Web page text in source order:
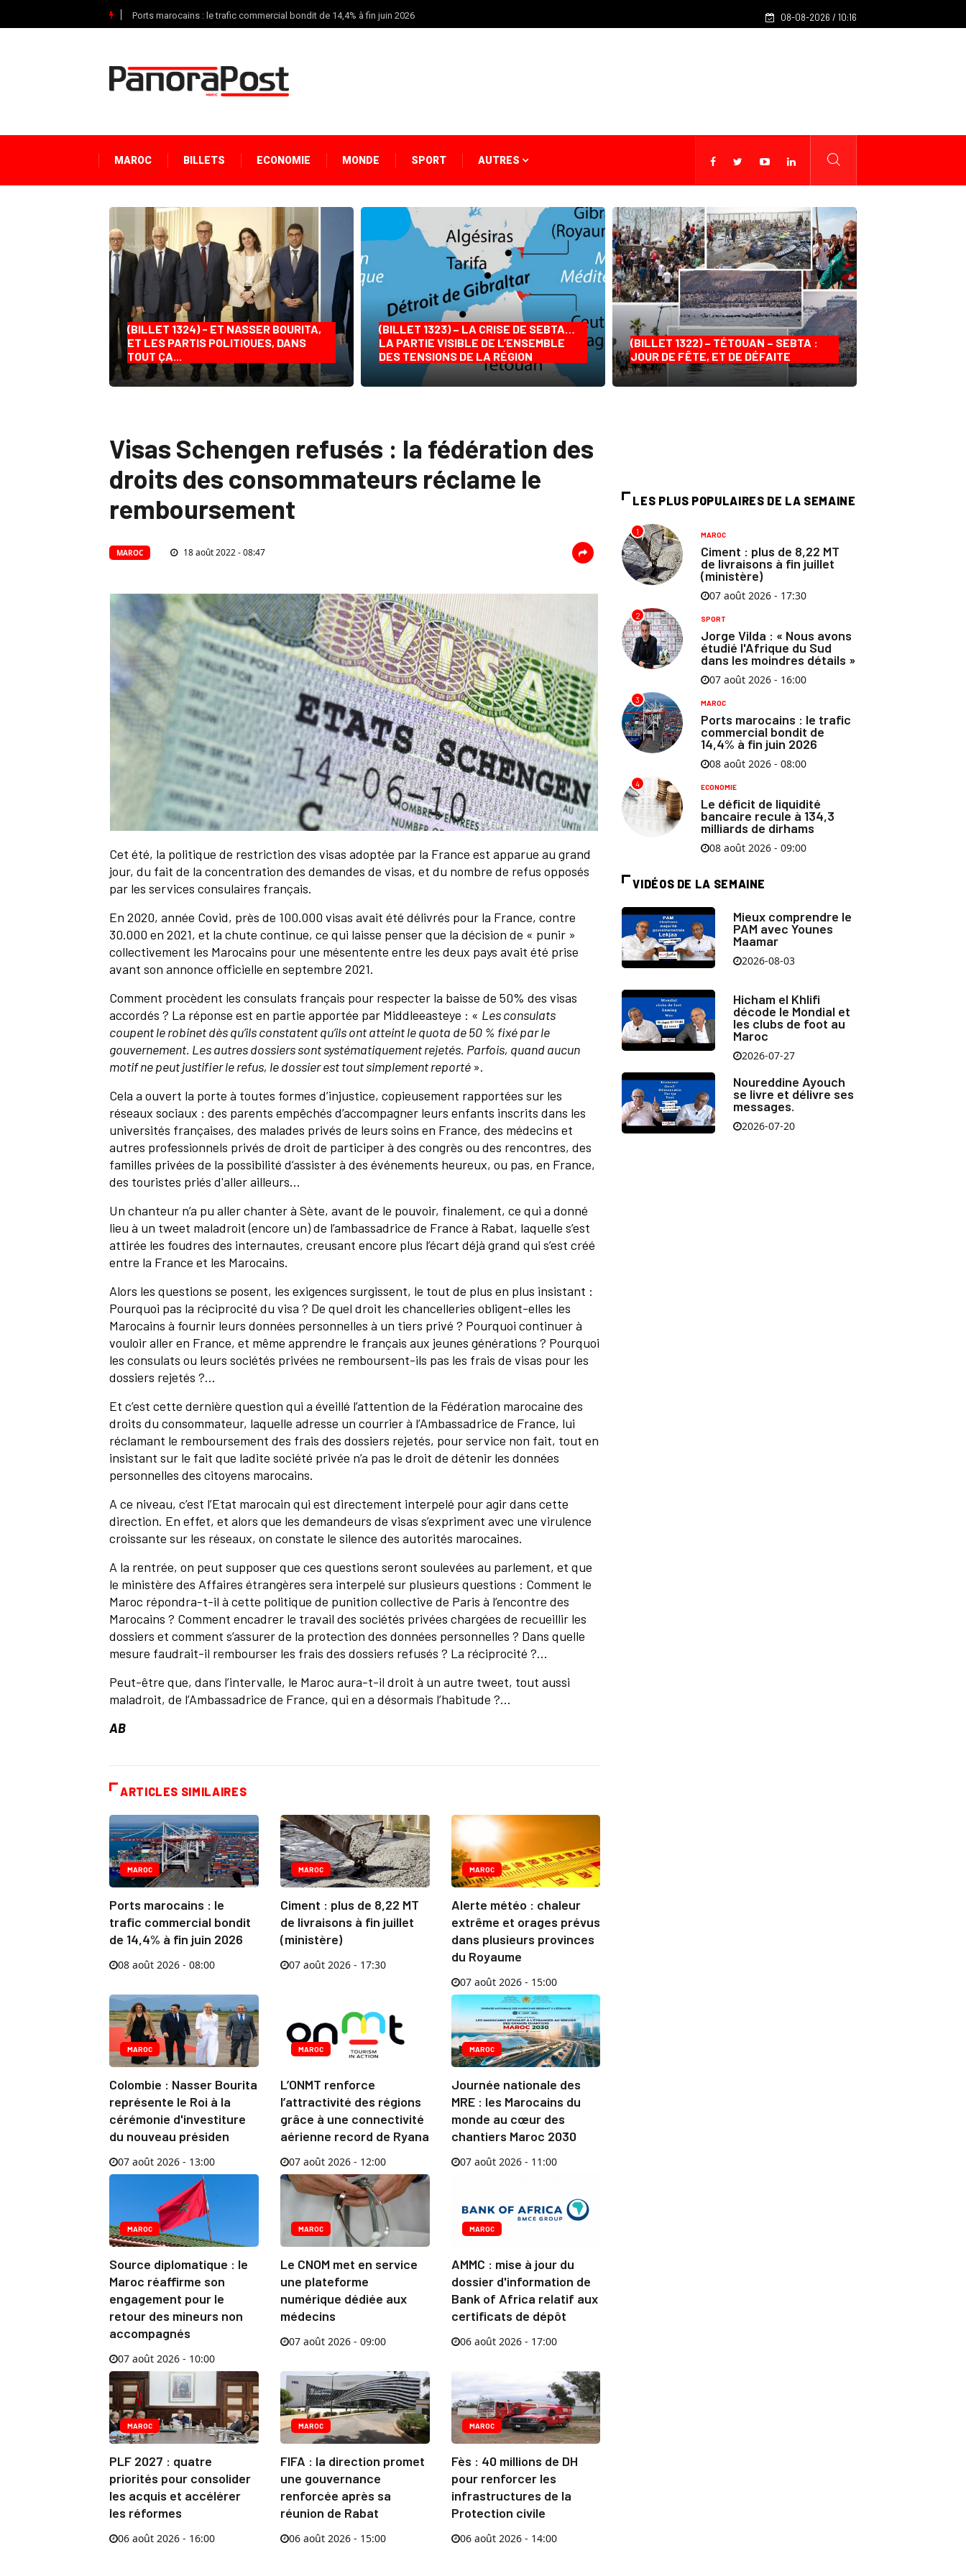
Ports marocains : le trafic commercial bondit de 14,4% à fin juin 2026 Ciment : plus de 8,22 MT de livraisons à fin juillet (ministère)
08-08-2026 / 10:16
MAROC BILLETS ECONOMIE MONDE SPORT AUTRES
(BILLET 1324) - ET NASSER BOURITA,
ET LES PARTIS POLITIQUES, DANS
TOUT ÇA...
(BILLET 1323) – LA CRISE DE SEBTA…
LA PARTIE VISIBLE DE L’ENSEMBLE
DES TENSIONS DE LA RÉGION
(BILLET 1322) – TÉTOUAN – SEBTA :
JOUR DE FÊTE, ET DE DÉFAITE
Visas Schengen refusés : la fédération des
droits des consommateurs réclame le
remboursement
MAROC 18 août 2022 - 08:47
Cet été, la politique de restriction des visas adoptée par la France est apparue au grand
jour, du fait de la concentration des demandes de visas, et du nombre de refus opposés
par les services consulaires français.
En 2020, année Covid, près de 100.000 visas avait été délivrés pour la France, contre
30.000 en 2021, et la chute continue, ce qui laisse penser que la décision de « punir »
collectivement les Marocains pour une mésentente entre les deux pays avait été prise
avant son annonce officielle en septembre 2021.
Comment procèdent les consulats français pour respecter la baisse de 50% des visas
accordés ? La réponse est en partie apportée par Middleeasteye : « Les consulats
coupent le robinet dès qu’ils constatent qu’ils ont atteint le quota de 50 % fixé par le
gouvernement. Les autres dossiers sont systématiquement rejetés. Parfois, quand aucun
motif ne peut justifier le refus, le dossier est tout simplement reporté ».
Cela a ouvert la porte à toutes formes d’injustice, copieusement rapportées sur les
réseaux sociaux : des parents empêchés d’accompagner leurs enfants inscrits dans les
universités françaises, des malades privés de leurs soins en France, des médecins et
autres professionnels privés de droit de participer à des congrès ou des rencontres, des
familles privées de la possibilité d’assister à des événements heureux, ou pas, en France,
des touristes priés d'aller ailleurs…
Un chanteur n’a pu aller chanter à Sète, avant de le pouvoir, finalement, ce qui a donné
lieu à un tweet maladroit (encore un) de l’ambassadrice de France à Rabat, laquelle s’est
attirée les foudres des internautes, creusant encore plus l’écart déjà grand qui s’est créé
entre la France et les Marocains.
Alors les questions se posent, les exigences surgissent, le tout de plus en plus insistant :
Pourquoi pas la réciprocité du visa ? De quel droit les chancelleries obligent-elles les
Marocains à fournir leurs données personnelles à un tiers privé ? Pourquoi continuer à
vouloir aller en France, et même apprendre le français aux jeunes générations ? Pourquoi
les consulats ou leurs sociétés privées ne remboursent-ils pas les frais de visas pour les
dossiers rejetés ?...
Et c’est cette dernière question qui a éveillé l’attention de la Fédération marocaine des
droits du consommateur, laquelle adresse un courrier à l’Ambassadrice de France, lui
réclamant le remboursement des frais des dossiers rejetés, pour service non fait, tout en
insistant sur le fait que ladite société privée n’a pas le droit de détenir les données
personnelles des citoyens marocains.
A ce niveau, c’est l’Etat marocain qui est directement interpelé pour agir dans cette
direction. En effet, et alors que les demandeurs de visas s’expriment avec une virulence
croissante sur les réseaux, on constate le silence des autorités marocaines.
A la rentrée, on peut supposer que ces questions seront soulevées au parlement, et que
le ministère des Affaires étrangères sera interpelé sur plusieurs questions : Comment le
Maroc répondra-t-il à cette politique de punition collective de Paris à l’encontre des
Marocains ? Comment encadrer le travail des sociétés privées chargées de recueillir les
dossiers et comment s’assurer de la protection des données personnelles ? Dans quelle
mesure faudrait-il rembourser les frais des dossiers refusés ? La réciprocité ?...
Peut-être que, dans l’intervalle, le Maroc aura-t-il droit à un autre tweet, tout aussi
maladroit, de l’Ambassadrice de France, qui en a désormais l’habitude ?...
AB
ARTICLES SIMILAIRES
MAROC
Ports marocains : le
trafic commercial bondit
de 14,4% à fin juin 2026
08 août 2026 - 08:00
MAROC
Ciment : plus de 8,22 MT
de livraisons à fin juillet
(ministère)
07 août 2026 - 17:30
MAROC
Alerte météo : chaleur
extrême et orages prévus
dans plusieurs provinces
du Royaume
07 août 2026 - 15:00
MAROC
Colombie : Nasser Bourita
représente le Roi à la
cérémonie d'investiture
du nouveau présiden
07 août 2026 - 13:00
MAROC
L’ONMT renforce
l’attractivité des régions
grâce à une connectivité
aérienne record de Ryana
07 août 2026 - 12:00
MAROC
Journée nationale des
MRE : les Marocains du
monde au cœur des
chantiers Maroc 2030
07 août 2026 - 11:00
MAROC
Source diplomatique : le
Maroc réaffirme son
engagement pour le
retour des mineurs non
accompagnés
07 août 2026 - 10:00
MAROC
Le CNOM met en service
une plateforme
numérique dédiée aux
médecins
07 août 2026 - 09:00
MAROC
AMMC : mise à jour du
dossier d'information de
Bank of Africa relatif aux
certificats de dépôt
06 août 2026 - 17:00
MAROC
PLF 2027 : quatre
priorités pour consolider
les acquis et accélérer
les réformes
06 août 2026 - 16:00
MAROC
FIFA : la direction promet
une gouvernance
renforcée après sa
réunion de Rabat
06 août 2026 - 15:00
MAROC
Fès : 40 millions de DH
pour renforcer les
infrastructures de la
Protection civile
06 août 2026 - 14:00
LES PLUS POPULAIRES DE LA SEMAINE
1 MAROC
Ciment : plus de 8,22 MT
de livraisons à fin juillet
(ministère)
07 août 2026 - 17:30
2 SPORT
Jorge Vilda : « Nous avons
étudié l'Afrique du Sud
dans les moindres détails »
07 août 2026 - 16:00
3 MAROC
Ports marocains : le trafic
commercial bondit de
14,4% à fin juin 2026
08 août 2026 - 08:00
4 ECONOMIE
Le déficit de liquidité
bancaire recule à 134,3
milliards de dirhams
08 août 2026 - 09:00
VIDÉOS DE LA SEMAINE
Mieux comprendre le
PAM avec Younes
Maamar
2026-08-03
Hicham el Khlifi
décode le Mondial et
les clubs de foot au
Maroc
2026-07-27
Noureddine Ayouch
se livre et délivre ses
messages.
2026-07-20